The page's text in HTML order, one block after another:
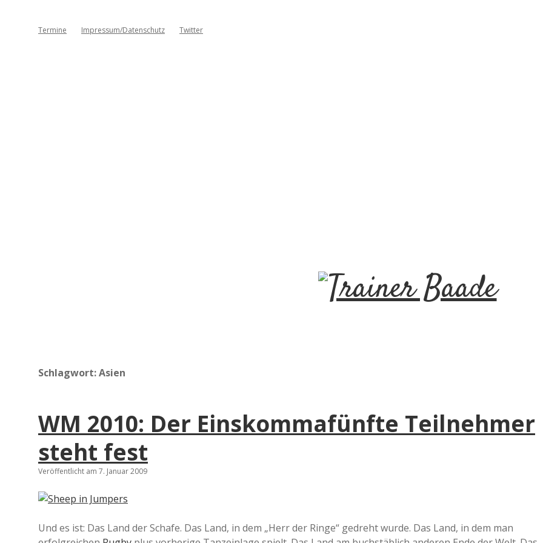
Termine Impressum/Datenschutz Twitter
T
n
Schlagwort:Asien
WM 2010: Der Einskommafünfte Teilnehmer
steht fest
Veröffentlicht am 7. Januar 2009
Und es ist: Das Land der Schafe. Das Land, in dem „Herr der Ringe“ gedreht wurde. Das Land, in dem man